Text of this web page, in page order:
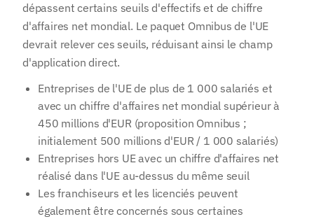
dépassent certains seuils d'effectifs et de chiffre
d'affaires net mondial. Le paquet Omnibus de l'UE
devrait relever ces seuils, réduisant ainsi le champ
d'application direct.
Entreprises de l'UE de plus de 1 000 salariés et
avec un chiffre d'affaires net mondial supérieur à
450 millions d'EUR (proposition Omnibus ;
initialement 500 millions d'EUR / 1 000 salariés)
Entreprises hors UE avec un chiffre d'affaires net
réalisé dans l'UE au-dessus du même seuil
Les franchiseurs et les licenciés peuvent
également être concernés sous certaines